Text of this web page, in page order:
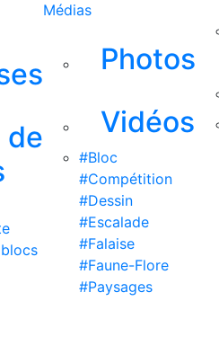
de
Médias
Photos
Vidéos
#Bloc
#Compétition
#Dessin
#Escalade
#Falaise
#Faune-Flore
#Paysages